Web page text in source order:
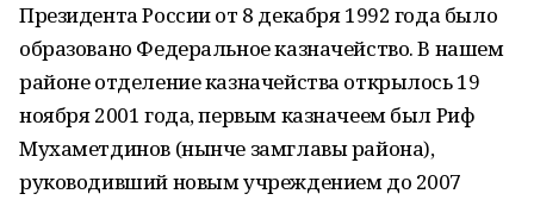
Президента России от 8 декабря 1992 года было
образовано Федеральное казначейство. В нашем
районе отделение казначейства открылось 19
ноября 2001 года, первым казначеем был Риф
Мухаметдинов (нынче замглавы района),
руководивший новым учреждением до 2007